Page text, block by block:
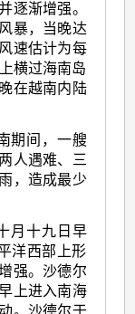
逐渐增强。
暴，当晚达
速估计为每
横过海南岛
在越南内陆
期间，一艘
人遇难、三
，造成最少
月十九日早
洋西部上形
强。沙德尔
上进入南海
。沙德尔于